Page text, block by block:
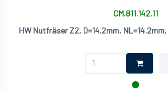
CM.811.142.11
HW Nutfräser Z2, D=14.2mm,